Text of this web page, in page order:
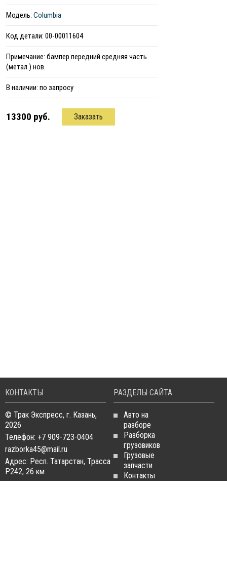
Модель: Columbia
Код детали: 00-00011604
Примечание: бампер передний средняя часть
(метал.) нов.
В наличии: по запросу
13300 руб. Заказать
КОНТАКТЫ
© Трак Экспресс, г. Казань,
2026
Телефон: +7 909-723-0404
razborka45@mail.ru
Адрес: Респ. Татарстан, Трасса
Р242, 26 км
РАЗДЕЛЫ САЙТА
Авто на
разборе
Разборка
грузовиков
Грузовые
запчасти
Контакты